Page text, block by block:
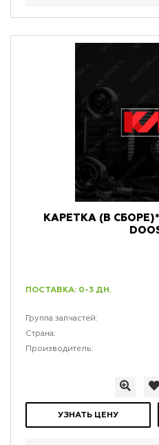
КАРЕТКА (В
ПОСТАВКА: 0-3 ДН.
Группа запчастей:
Страна:
Производитель:
УЗНАТЬ ЦЕНУ